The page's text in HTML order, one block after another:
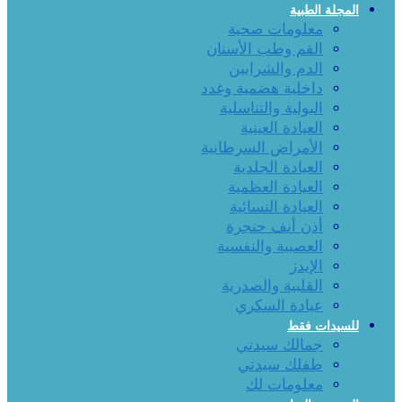
المجلة الطبية
معلومات صحية
الفم وطب الأسنان
الدم والشرايين
داخلية هضمية وغدد
البولية والتناسلية
العيادة العينية
الأمراض السرطانية
العيادة الجلدية
العيادة العظمية
العيادة النسائية
أذن أنف حنجرة
العصبية والنفسية
الإيدز
القلبية والصدرية
عيادة السكري
للسيدات فقط
جمالك سيدتي
طفلك سيدتي
معلومات لك